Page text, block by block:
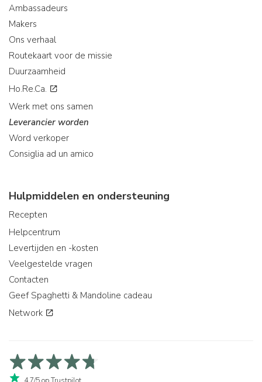
Ambassadeurs
Makers
Ons verhaal
Routekaart voor de missie
Duurzaamheid
Ho.Re.Ca.
Werk met ons samen
Leverancier worden
Word verkoper
Consiglia ad un amico
Hulpmiddelen en ondersteuning
Recepten
Helpcentrum
Levertijden en -kosten
Veelgestelde vragen
Contacten
Geef Spaghetti & Mandoline cadeau
Network